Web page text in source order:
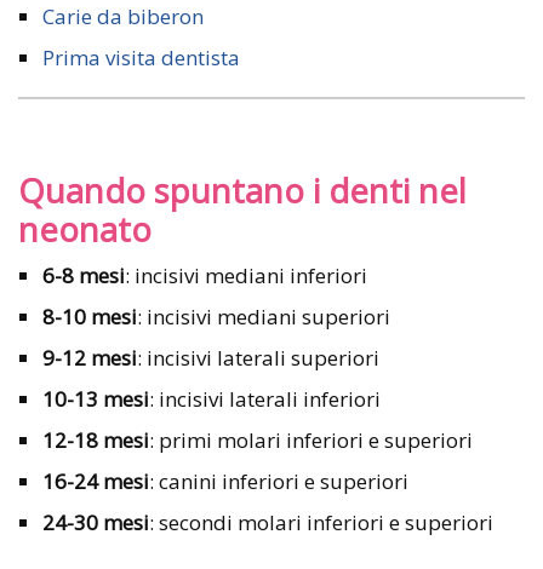
Carie da biberon
Prima visita dentista
Quando spuntano i denti nel
neonato
6-8 mesi: incisivi mediani inferiori
8-10 mesi: incisivi mediani superiori
9-12 mesi: incisivi laterali superiori
10-13 mesi: incisivi laterali inferiori
12-18 mesi: primi molari inferiori e superiori
16-24 mesi: canini inferiori e superiori
24-30 mesi: secondi molari inferiori e superiori